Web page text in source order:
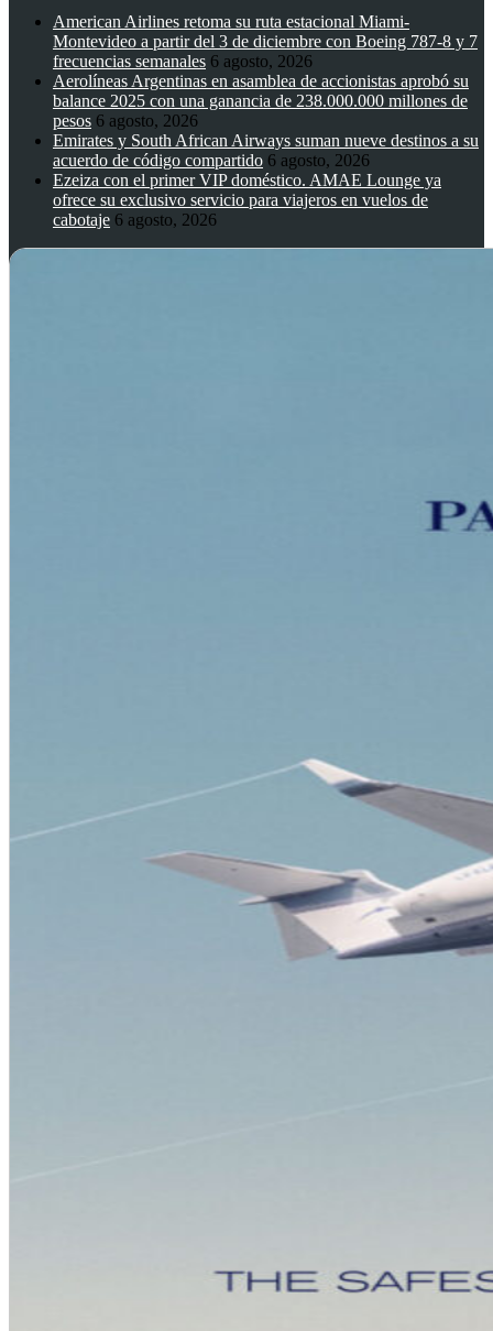
American Airlines retoma su ruta estacional Miami-
Montevideo a partir del 3 de diciembre con Boeing 787-8 y 7
frecuencias semanales 6 agosto, 2026
Aerolíneas Argentinas en asamblea de accionistas aprobó su
balance 2025 con una ganancia de 238.000.000 millones de
pesos 6 agosto, 2026
Emirates y South African Airways suman nueve destinos a su
acuerdo de código compartido 6 agosto, 2026
Ezeiza con el primer VIP doméstico. AMAE Lounge ya
ofrece su exclusivo servicio para viajeros en vuelos de
cabotaje 6 agosto, 2026